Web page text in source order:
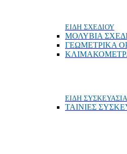
ΕΙΔΗ ΣΧΕΔΙΟΥ
ΜΟΛΥΒΙΑ
ΓΕΩΜΕΤΡΙΚΑ
ΕΙΔΗ
ΤΑΙΝΙΕΣ